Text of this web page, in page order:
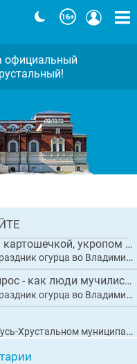
дали старт
проекту
Огурчик малосольный, с варёной картошечкой, укропом и сливочным маслицем "Суздал...
огурца во Владимирской области собрал рекордные 20 тысяч гостей
Праздник хорошо а проведите опрос - как люди мучились с автобусами
огурца во Владимирской области собрал рекордные 20 тысяч гостей
муниципальном округе утвердили концепцию празднования 100-летнего юбилея
официальный